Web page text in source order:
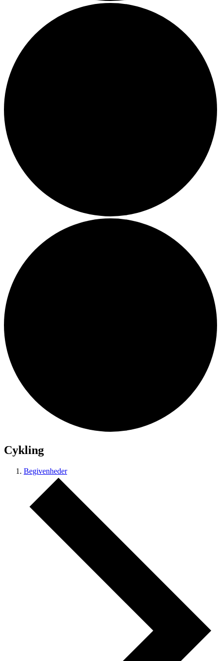
Cykling
Begivenheder